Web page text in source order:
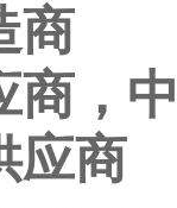
商
商，
应商